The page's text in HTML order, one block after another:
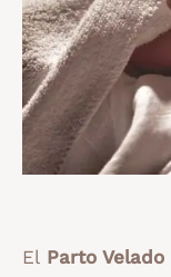
El Parto Velado